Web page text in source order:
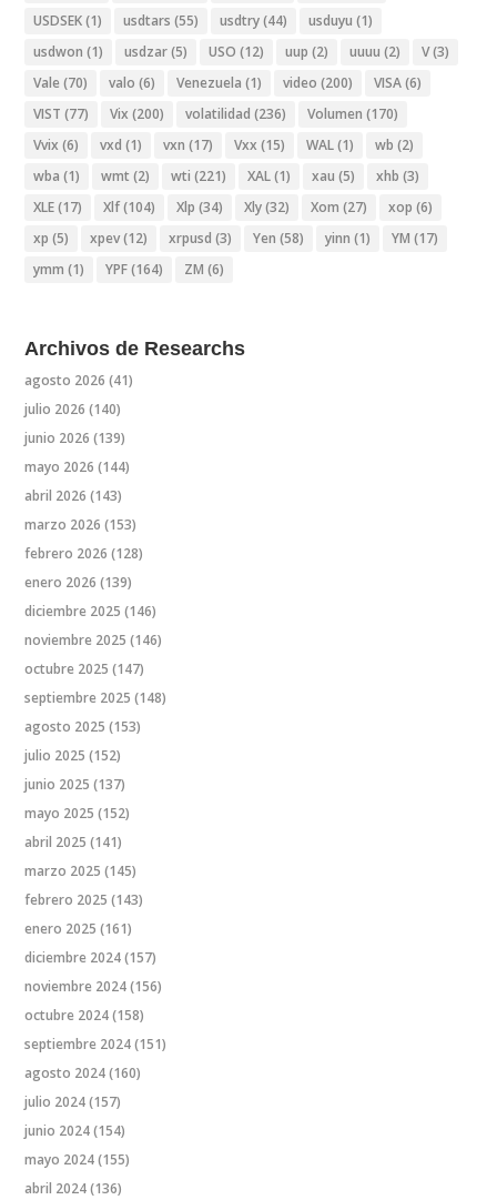
USDSEK(1) usdtars (55) usdtry(44) usduyu (1)
usdwon (1) usdzar(5) USO (12) uup (2) uuuu (2) V(3)
Vale (70) valo (6) Venezuela (1) video (200) VISA(6)
VIST (77) Vix (200) volatilidad (236) Volumen (170)
Vvix (6) vxd (1) vxn (17) Vxx (15) WAL(1) wb (2)
wba (1) wmt (2) wti (221) XAL(1) xau (5) xhb (3)
XLE(17) Xlf(104) Xlp (34) Xly(32) Xom (27) xop (6)
xp (5) xpev(12) xrpusd (3) Yen (58) yinn (1) YM (17)
ymm (1) YPF(164) ZM (6)
Archivos de Researchs
agosto 2026 (41)
julio 2026 (140)
junio 2026 (139)
mayo 2026 (144)
abril 2026 (143)
marzo 2026 (153)
febrero 2026 (128)
enero 2026 (139)
diciembre 2025 (146)
noviembre 2025 (146)
octubre 2025 (147)
septiembre 2025 (148)
agosto 2025 (153)
julio 2025 (152)
junio 2025 (137)
mayo 2025 (152)
abril 2025 (141)
marzo 2025 (145)
febrero 2025 (143)
enero 2025 (161)
diciembre 2024(157)
noviembre 2024(156)
octubre 2024(158)
septiembre 2024(151)
agosto 2024(160)
julio 2024(157)
junio 2024(154)
mayo 2024(155)
abril 2024(136)